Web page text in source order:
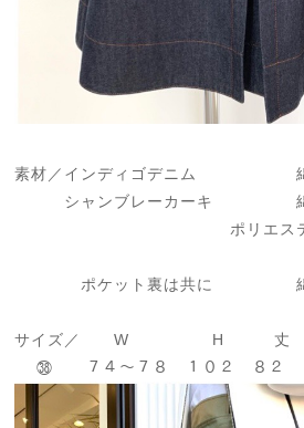
素材／インディゴデニム 綿
シャンブレーカーキ
ポリエステル
ポケット裏は共に
サイズ／ W H 丈
㊳ ７４～７８ １０２